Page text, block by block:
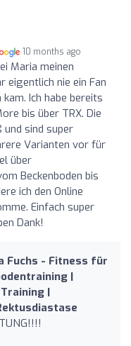
10 months ago
Maria meinen
eigentlich nie ein Fan
Ich habe bereits
bis über TRX. Die
und sind super
Varianten vor für
über
Beckenboden bis
ich den Online
Einfach super
Dank!
Fuchs - Fitness für
|
|